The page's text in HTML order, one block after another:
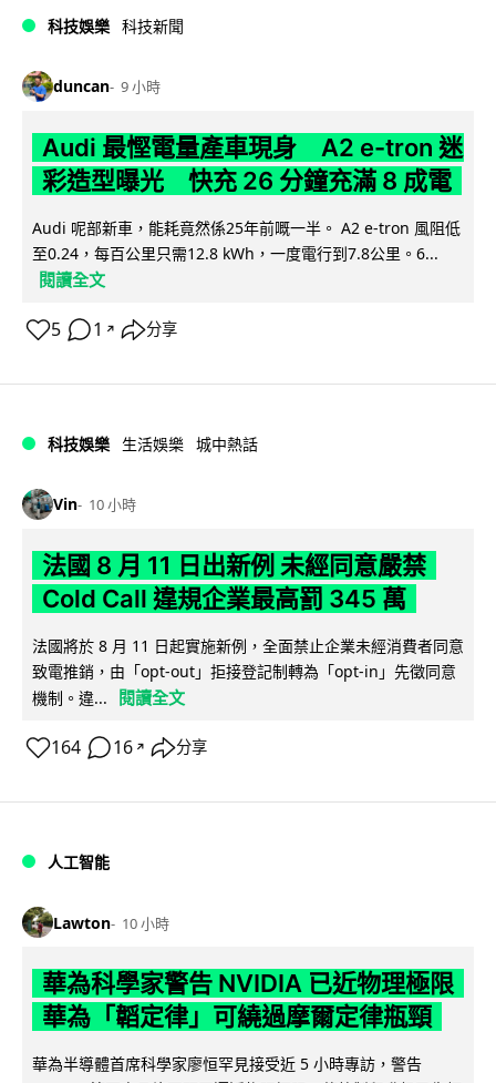
科技娛樂 科技新聞
duncan 9 小時
Audi 最慳電量產車現身 A2 e-tron 迷
彩造型曝光 快充 26 分鐘充滿 8 成電
Audi 呢部新車，能耗竟然係25年前嘅一半。 A2 e-tron 風阻低
至0.24，每百公里只需12.8 kWh，一度電行到7.8公里。6...
閱讀全文
5 1 ↗ 分享
科技娛樂 生活娛樂 城中熱話
Vin 10 小時
法國 8 月 11 日出新例 未經同意嚴禁
Cold Call 違規企業最高罰 345 萬
法國將於 8 月 11 日起實施新例，全面禁止企業未經消費者同意
致電推銷，由「opt-out」拒接登記制轉為「opt-in」先徵同意
機制。違...
閱讀全文
164 16 ↗ 分享
人工智能
Lawton 10 小時
華為科學家警告 NVIDIA 已近物理極限
華為「韜定律」可繞過摩爾定律瓶頸
華為半導體首席科學家廖恒罕見接受近 5 小時專訪，警告